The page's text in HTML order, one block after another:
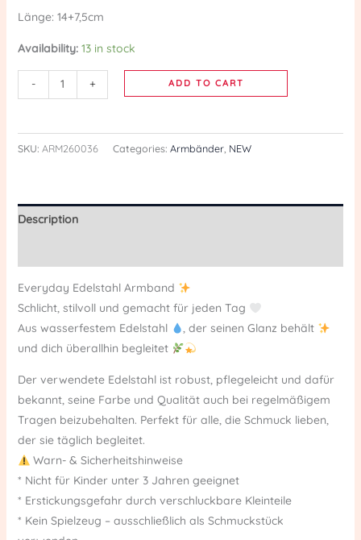
Länge: 14+7,5cm
Availability: 13 in stock
- + ADD TO CART
SKU: ARM260036 Categories: Armbänder, NEW
Description
Everyday Edelstahl Armband
Schlicht, stilvoll und gemacht für jeden Tag
Aus wasserfestem Edelstahl
, der seinen Glanz behält
und dich überallhin begleitet
Der verwendete Edelstahl ist robust, pflegeleicht und dafür
bekannt, seine Farbe und Qualität auch bei regelmäßigem
Tragen beizubehalten. Perfekt für alle, die Schmuck lieben,
der sie täglich begleitet.
Warn- & Sicherheitshinweise
* Nicht für Kinder unter 3 Jahren geeignet
* Erstickungsgefahr durch verschluckbare Kleinteile
* Kein Spielzeug – ausschließlich als Schmuckstück